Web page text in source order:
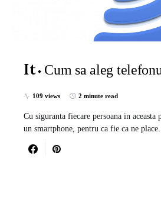
It Cum sa aleg
109 views 2 minute read
Cu siguranta fiecare persoana in
un smartphone, pentru ca fie ca ne